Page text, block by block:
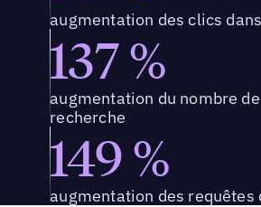
augmentation des clics
137 %
augmentation du nombre
recherche
149 %
augmentation des requêtes